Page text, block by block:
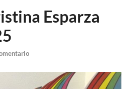
Esparza